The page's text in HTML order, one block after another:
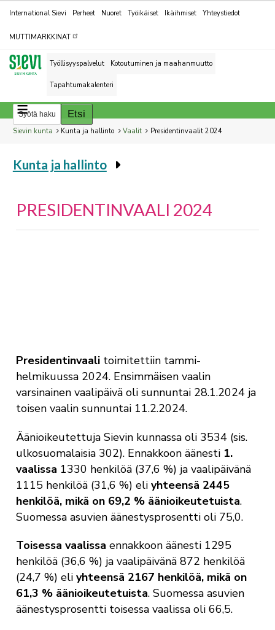
Kohderyhmät
International Sievi Perheet Nuoret Työikäiset Ikäihmiset Yhteystiedot
MUTTIMARKKINAT
Työllisyyspalvelut Kotoutuminen ja maahanmuutto
Tapahtumakalenteri
Breadcrumbs
You
here:
Sievin kunta Kunta ja hallinto Vaalit Presidentinvaalit 2024
You
Kunta ja hallinto
PRESIDENTINVAALI 2024
Presidentinvaalitoimitettiin tammi-
helmikuussa 2024. Ensimmäisen vaalin
varsinainen vaalipäivä oli sunnuntai 28.1.2024 ja
toisen vaalin sunnuntai 11.2.2024.
Äänioikeutettuja Sievin kunnassa oli 3534 (sis.
ulkosuomalaisia 302). Ennakkoon äänesti 1.
vaalissa 1330 henkilöä (37,6 %) ja vaalipäivänä
1115 henkilöä (31,6 %) eli yhteensä 2445
henkilöä, mikä on 69,2 % äänioikeutetuista.
Suomessa asuvien äänestysprosentti oli 75,0.
Toisessa vaalissa ennakkoon äänesti 1295
henkilöä (36,6 %) ja vaalipäivänä 872 henkilöä
(24,7 %) eli yhteensä 2167 henkilöä, mikä on
61,3 % äänioikeutetuista. Suomessa asuvien
äänestysprosentti toisessa vaalissa oli 66,5.